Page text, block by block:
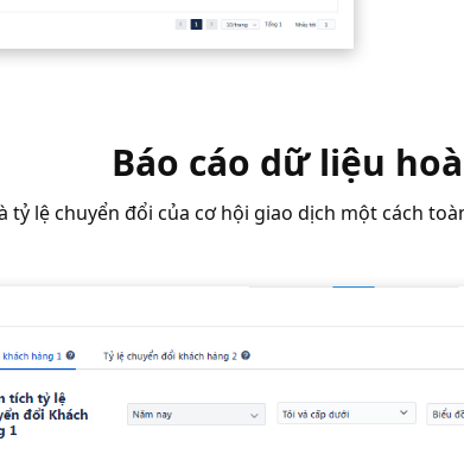
Báo cáo dữ liệu
tỷ lệ chuyển đổi của cơ hội giao dịch một cách